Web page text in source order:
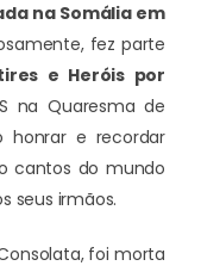
na Somália em
fez parte
e Heróis por
na Quaresma de
honrar e recordar
cantos do mundo
seus irmãos.
foi morta